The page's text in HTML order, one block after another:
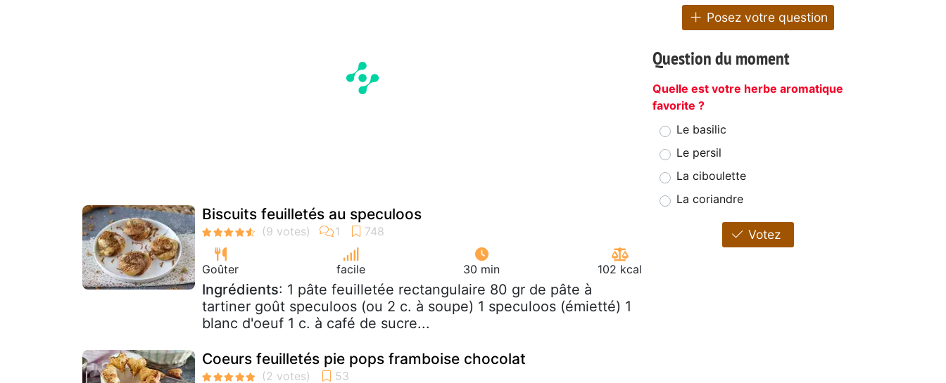
Biscuits feuilletés au speculoos
Goûter facile 30 min 102 kcal
Ingrédients: 1 pâte feuilletée rectangulaire 80 gr de pâte à
tartiner goût speculoos (ou 2 c. à soupe) 1 speculoos (émietté) 1
blanc d'oeuf 1 c. à café de sucre...
Coeurs feuilletés pie pops framboise chocolat
Posez votre question
Question du moment
Quelle est votre herbe aromatique
favorite ?
Le basilic
Le persil
La ciboulette
La coriandre
Votez